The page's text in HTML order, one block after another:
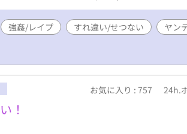
し、再び激しく犯しながらソンリェンは
人でなしな攻めが、互いの過去に向き合
「殺す」「黙れ」「うるせえ」「クソが
中華系ドクズ美人です。 申し訳ありま
でお願い致します。pixiv、ムーンライト
強姦/レイプ すれ違い/せつない ヤン
お気に入り : 757 24h.
！